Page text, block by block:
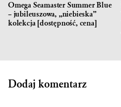
Omega Seamaster Summer Blue
– jubileuszowa, „niebieska”
kolekcja [dostępność, cena]
Dodaj komentarz